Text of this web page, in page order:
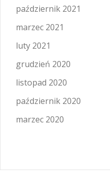
październik 2021
marzec 2021
luty 2021
grudzień 2020
listopad 2020
październik 2020
marzec 2020